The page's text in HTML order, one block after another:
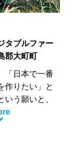
タブルファー
大町町
「日本で一番
作りたい」と
いう願いと、
からとってか